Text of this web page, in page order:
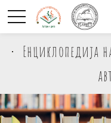
Енциклопедија